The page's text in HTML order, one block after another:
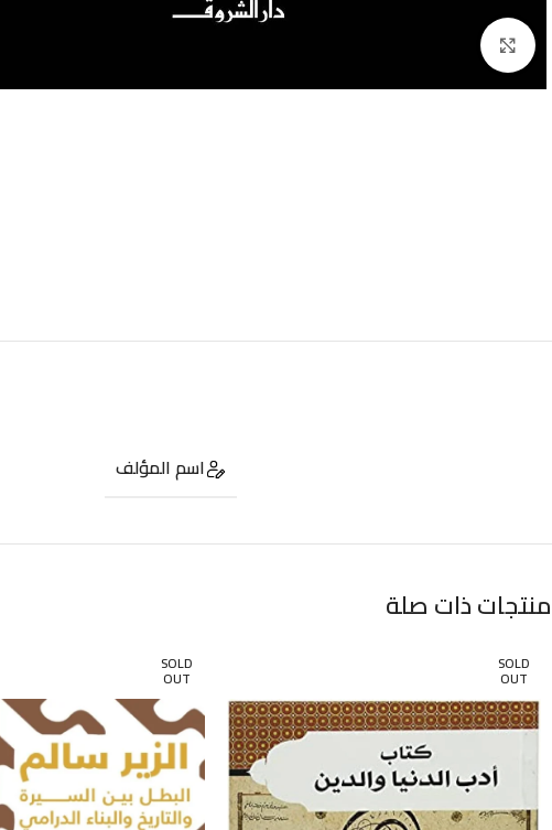
اسم المؤلف
منتجات ذات صلة
SOLD
OUT
SOLD
OUT